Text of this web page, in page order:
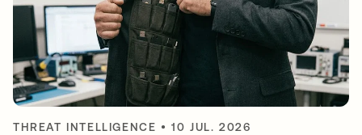
THREAT INTELLIGENCE •10 JUL. 2026